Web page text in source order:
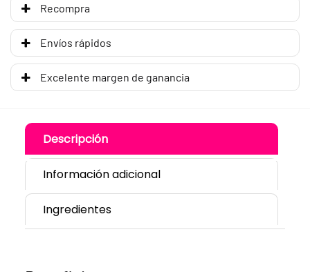
Recompra
Envíos rápidos
Excelente margen de ganancia
Descripción
Información adicional
Ingredientes